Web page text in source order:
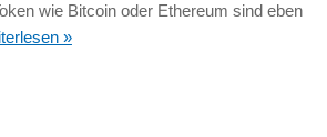
wie Bitcoin oder Ethereum sind eben
»